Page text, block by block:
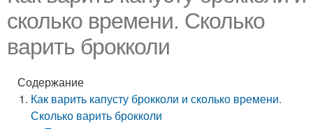
сколько времени. Сколько
варить брокколи
Содержание
Как варить капусту брокколи и сколько времени.
Сколько варить брокколи